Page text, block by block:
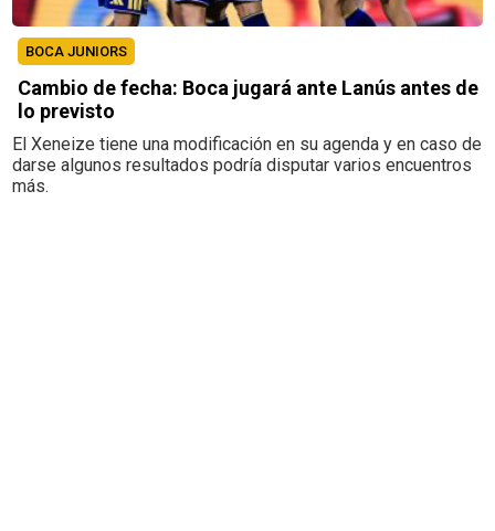
BOCA JUNIORS
Cambio de fecha: Boca jugará ante Lanús antes de
lo previsto
El Xeneize tiene una modificación en su agenda y en caso de
darse algunos resultados podría disputar varios encuentros
más.